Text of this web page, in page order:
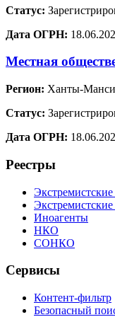
Статус:
Дата ОГРН:
Местная
Регион: Ханты-
Статус:
Дата ОГРН:
Реестры
Иноагенты
НКО
СОНКО
Сервисы
Контент-фильтр
Безопасный